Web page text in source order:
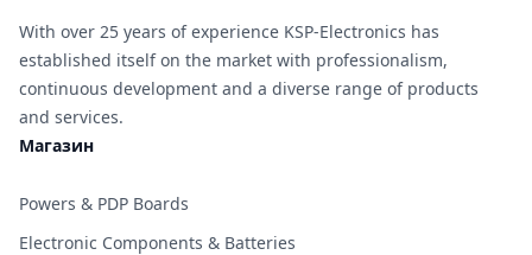
With over 25 years of experience KSP-Electronics has
established itself on the market with professionalism,
continuous development and a diverse range of products
and services.
Магазин
Powers & PDP Boards
Electronic Components & Batteries